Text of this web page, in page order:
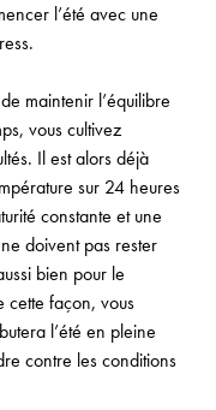
l’été avec une
maintenir l’équilibre
vous cultivez
Il est alors déjà
sur 24 heures
constante et une
doivent pas rester
bien pour le
cette façon, vous
l’été en pleine
contre les conditions